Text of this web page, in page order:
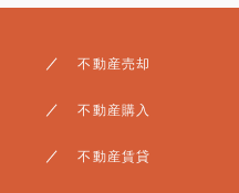
不動産売却
不動産購入
不動産賃貸